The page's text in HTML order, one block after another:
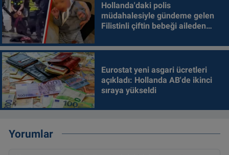
Hollanda'daki polis
müdahalesiyle gündeme gelen
Filistinli çiftin bebeği aileden
Eurostat yeni asgari ücretleri
açıkladı: Hollanda AB'de ikinci
sıraya yükseldi
Yorumlar